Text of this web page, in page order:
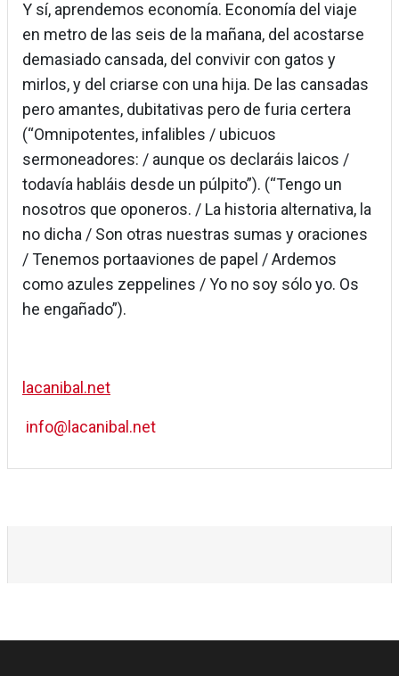
Y sí, aprendemos economía. Economía del viaje
en metro de las seis de la mañana, del acostarse
demasiado cansada, del convivir con gatos y
mirlos, y del criarse con una hija. De las cansadas
pero amantes, dubitativas pero de furia certera
(“Omnipotentes, infalibles / ubicuos
sermoneadores: / aunque os declaráis laicos /
todavía habláis desde un púlpito”). (“Tengo un
nosotros que oponeros. / La historia alternativa, la
no dicha / Son otras nuestras sumas y oraciones
/ Tenemos portaaviones de papel / Ardemos
como azules zeppelines / Yo no soy sólo yo. Os
he engañado”).
lacanibal.net
info@lacanibal.net